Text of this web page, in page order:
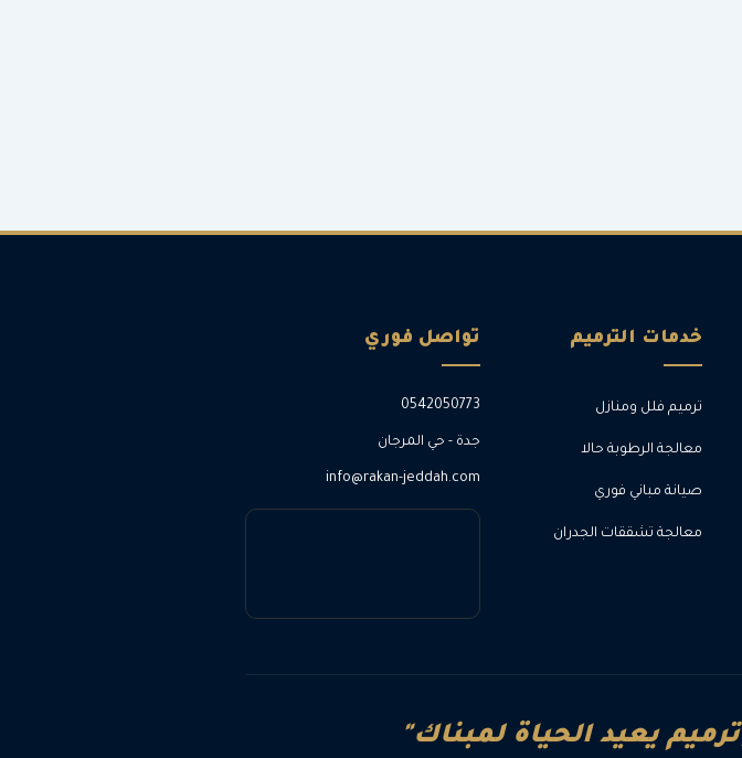
خدمات الترميم
ترميم فلل ومنازل
معالجة الرطوبة حالا
صيانة مباني فوري
معالجة تشققات الجدران
تواصل فوري
0542050773
جدة - حي المرجان
info@rakan-jeddah.com
يعيد الحياة لمبناك"